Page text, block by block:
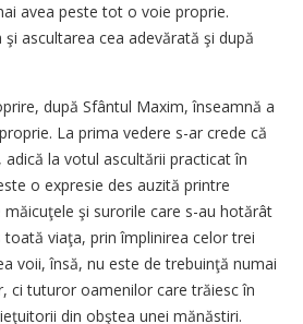
avea peste tot o voie proprie.
ascultarea cea adevărată şi după
după Sfântul Maxim, înseamnă a
La prima vedere s-ar crede că
la votul ascultării practicat în
o expresie des auzită printre
şi surorile care s-au hotărât
viaţa, prin împlinirea celor trei
voii, însă, nu este de trebuinţă numai
ci tuturor oamenilor care trăiesc în
din obştea unei mănăstiri.